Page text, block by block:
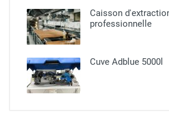
Caisson
professionnelle​
Cuve Adblue 5000l